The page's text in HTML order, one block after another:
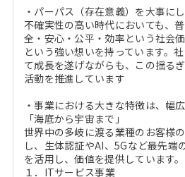
・パーパス（存在意義）を大事に
不確実性の高い時代においても、
全・安心・公平・効率という社会
という強い想いを持っています。
て成長を遂げながらも、この揺る
活動を推進しています
・事業における大きな特徴は、幅
「海底から宇宙まで」
世界中の多岐に渡る業種のお客様
し、生体認証やAI、5Gなど最先端
を活用し、価値を提供しています。
１．ITサービス事業